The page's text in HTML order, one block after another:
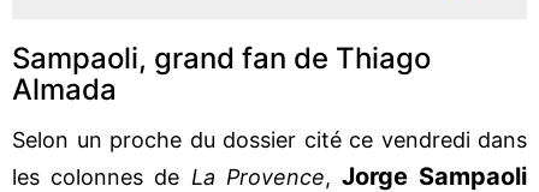
Sampaoli, grand fan de Thiago
Almada
Selon un proche du dossier cité ce vendredi dans
les colonnes de La Provence, Jorge Sampaoli